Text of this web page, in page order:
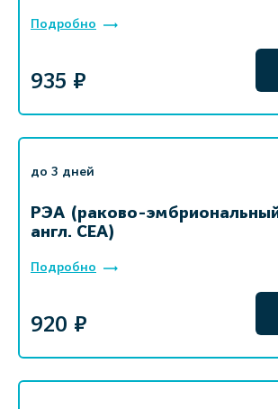
Подробно
935 ₽
до 3 дней
РЭА (раково-
англ. CEA)
Подробно
920 ₽